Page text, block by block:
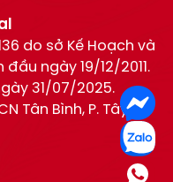
do sở Kế Hoạch và
ngày 19/12/2011.
31/07/2025.
Tân Bình, P. Tây